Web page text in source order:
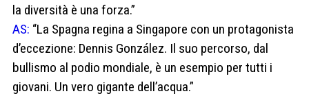
la diversità è una forza.”
AS: “La Spagna regina a Singapore con un protagonista
d’eccezione: Dennis González. Il suo percorso, dal
bullismo al podio mondiale, è un esempio per tutti i
giovani. Un vero gigante dell’acqua.”